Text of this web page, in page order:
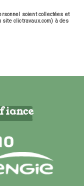
soient collectées et
site clictravaux.com) à des